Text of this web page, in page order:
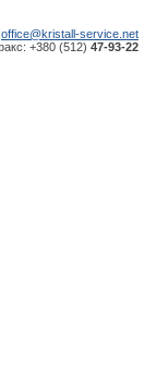
office@kristall-service.net
+380 (512) 47-93-22